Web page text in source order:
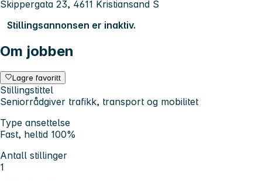
Skippergata 23, 4611 Kristiansand S
Stillingsannonsen er inaktiv.
Om jobben
Lagre favoritt
Stillingstittel
Seniorrådgiver trafikk, transport og mobilitet
Type ansettelse
Fast, heltid 100%
Antall stillinger
1